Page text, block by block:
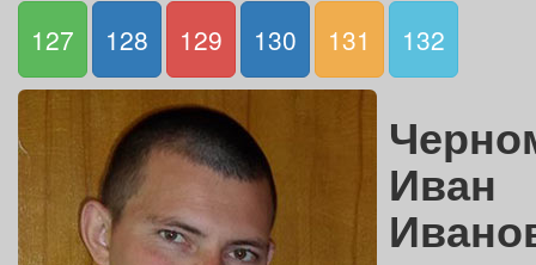
127 128 129 130 131 132
Иван